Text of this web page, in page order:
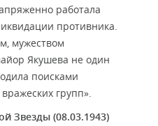
работала
противника.
мужеством
Якушева не один
поисками
групп».
Звезды (08.03.1943)